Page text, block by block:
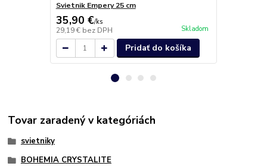
Svietnik Empery 25 cm
35,90 €/ks
29,19 € bez DPH Skladom
Pridať do košíka
Tovar zaradený v kategóriách
svietniky
BOHEMIA CRYSTALITE